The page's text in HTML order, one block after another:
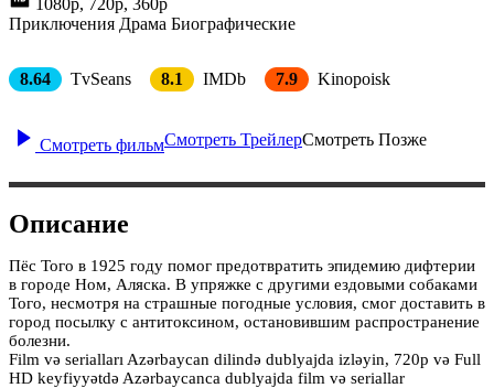
Приключения Драма Биографические
8.64 TvSeans 8.1 IMDb 7.9 Kinopoisk
Смотреть фильмСмотреть ТрейлерСмотреть Позже
Описание
Пёс Того в 1925 году помог предотвратить эпидемию дифтерии
в городе Ном, Аляска. В упряжке с другими ездовыми собаками
Того, несмотря на страшные погодные условия, смог доставить в
город посылку с антитоксином, остановившим распространение
болезни.
Film və serialları Azərbaycan dilində dublyajda izləyin, 720p və Full
HD keyfiyyətdə Azərbaycanca dublyajda film və seriallar